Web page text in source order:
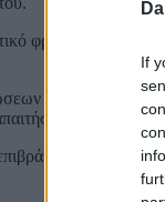
If
φράγκο, με
για
από
για τους